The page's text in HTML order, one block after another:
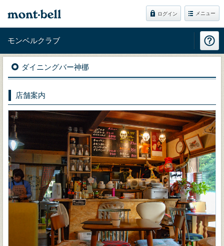
ログイン メニュー
モンベルクラブ
ダイニングバー神梛
店舗案内